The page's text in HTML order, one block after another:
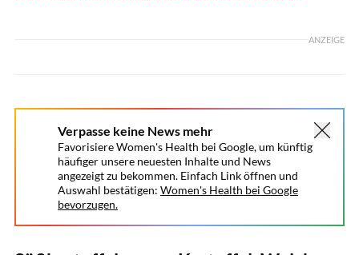
ANZEIGE
Verpasse keine News mehr
Favorisiere Women's Health bei Google, um künftig
häufiger unsere neuesten Inhalte und News
angezeigt zu bekommen. Einfach Link öffnen und
Auswahl bestätigen: Women's Health bei Google
bevorzugen.